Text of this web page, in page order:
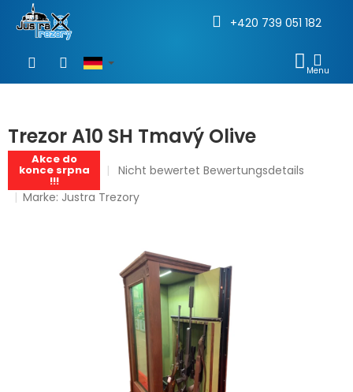
springen
+420 739 051 182
Trezor A10 SH Tmavý Olive
Akce do
konce srpna
!!!
Die
Produktbewertung
Sternen.
Nicht bewertet Bewertungsdetails
Marke: Justra Trezory